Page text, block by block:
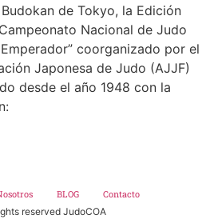
de Tokyo, la Edición
Nacional de Judo
coorganizado por el
Japonesa de Judo (AJJF)
desde el año 1948 con la
BLOG
Contacto
reserved JudoCOA